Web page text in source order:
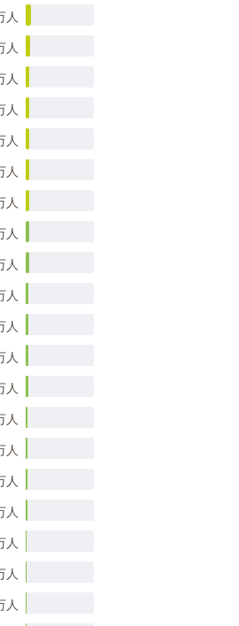
人
人
人
人
人
人
人
人
人
人
人
人
人
人
人
人
人
人
人
人